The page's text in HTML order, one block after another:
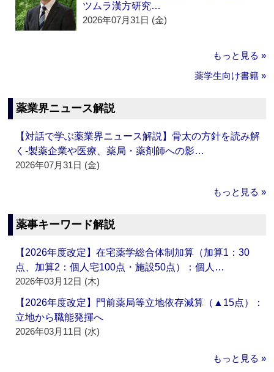
ツムラ漢方研究…
2026年07月31日 (金)
もっと見る »
薬学生向け書籍 »
薬業界ニュース解説
【対話で学ぶ薬業界ニュース解説】骨太の方針を読み解
く‐製薬企業や医療、薬局・薬剤師への影…
2026年07月31日 (金)
もっと見る »
薬事キーワード解説
【2026年度改定】在宅薬学総合体制加算（加算1：30
点、加算2：個人宅100点・施設50点）：個人…
2026年03月12日 (木)
【2026年度改定】門前薬局等立地依存減算（▲15点）：
立地から職能発揮へ
2026年03月11日 (水)
もっと見る »